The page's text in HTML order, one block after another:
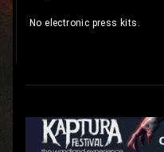
No electronic press kits.